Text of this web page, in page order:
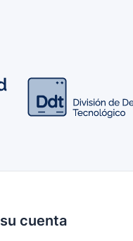
cuenta